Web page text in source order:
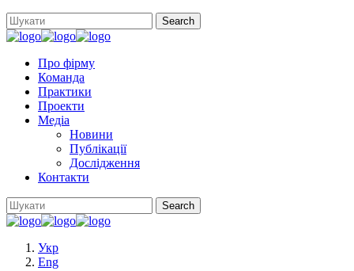
Про фірму
Команда
Практики
Проекти
Медіа
Новини
Публікації
Дослідження
Контакти
Укр
Eng